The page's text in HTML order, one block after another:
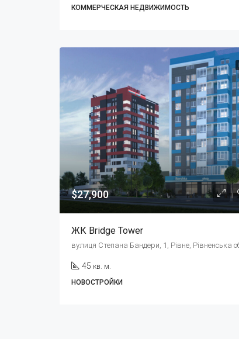
КОММЕРЧЕСКАЯ НЕДВИЖИМОСТЬ
$27,900
ЖК Bridge Tower
45 кв. м.
НОВОСТРОЙКИ